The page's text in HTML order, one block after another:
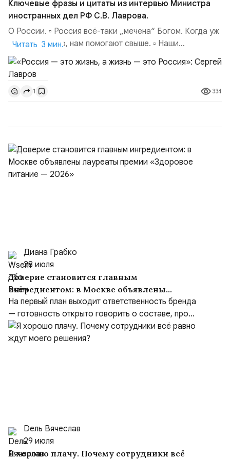
Ключевые фразы и цитаты из интервью Министра
иностранных дел РФ С.В. Лаврова.
О России. ▫️ Россия всё-таки „мечена“ Богом. Когда уж
совсем тяжело, нам помогают свыше. ▫️ Наши
национальные интересы на внешней арене — в том,
чтобы мы были самостоятельной державой,
самостоятельной цивилизацией. Чтобы наши границы
были надёжно обеспечены. ▫️ Россия не сердится,
Россия сосредотачивается (цитата А. М. Горчакова...
Читать 3 мин.
1 334
Диана Грабко
28 июля
Доверие становится главным
ингредиентом: в Москве объявлены
лауреаты премии «Здоровое питание —
2026»
На первый план выходит ответственность бренда
— готовность открыто говорить о составе, про...
Dель Вячеслав
29 июля
Я хорошо плачу. Почему сотрудники всё